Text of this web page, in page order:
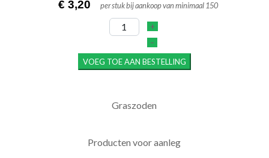
€ 3,20 per stuk bij aankoop van minimaal 150
+
–
VOEG TOE AAN BESTELLING
Graszoden
Producten voor aanleg